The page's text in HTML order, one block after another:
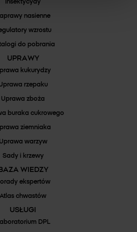
Insektycydy
nasienne
wzrostu
do pobrania
UPRAWY
kukurydzy
rzepaku
Uprawa zboża
buraka cukrowego
ziemniaka
Uprawa warzyw
Sady i krzewy
BAZA WIEDZY
ekspertów
Atlas chwastów
USŁUGI
DPL